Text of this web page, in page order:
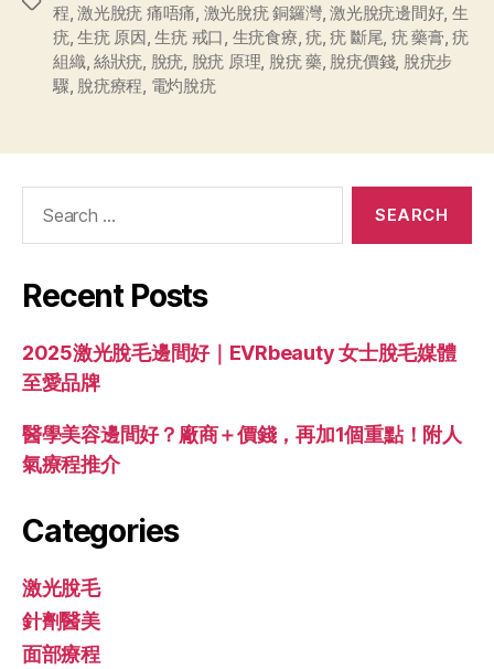
程,激光脫疣 痛唔痛, 激光脫疣 銅鑼灣,激光脫疣邊間好, 生
疣,生疣 原因,生疣 戒口, 生疣食療,疣,疣 斷尾, 疣 藥膏,疣
組織, 絲狀疣, 脫疣, 脫疣 原理, 脫疣 藥, 脫疣價錢, 脫疣步
驟, 脫疣療程, 電灼脫疣
Recent Posts
2025激光脫毛邊間好｜EVRbeauty 女士脫毛媒體
至愛品牌
醫學美容邊間好？廠商＋價錢，再加1個重點！附人
氣療程推介
Categories
激光脫毛
針劑醫美
面部療程